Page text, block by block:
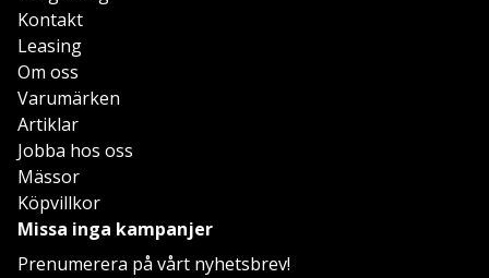
Kontakt
Leasing
Om oss
Varumärken
Artiklar
Jobba hos oss
Mässor
Köpvillkor
Missa inga kampanjer
Prenumerera på vårt nyhetsbrev!